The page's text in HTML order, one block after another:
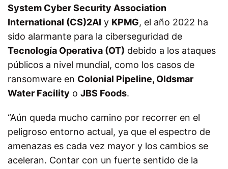
System Cyber Security Association
International (CS)2AI y KPMG, el año 2022 ha
sido alarmante para la ciberseguridad de
Tecnología Operativa (OT) debido a los ataques
públicos a nivel mundial, como los casos de
ransomware en Colonial Pipeline, Oldsmar
Water Facility o JBS Foods.
“Aún queda mucho camino por recorrer en el
peligroso entorno actual, ya que el espectro de
amenazas es cada vez mayor y los cambios se
aceleran. Contar con un fuerte sentido de la